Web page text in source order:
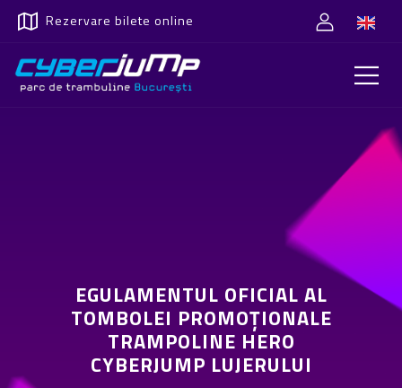
Rezervare bilete online
EGULAMENTUL OFICIAL AL
TOMBOLEI PROMOȚIONALE
TRAMPOLINE HERO
CYBERJUMP LUJERULUI